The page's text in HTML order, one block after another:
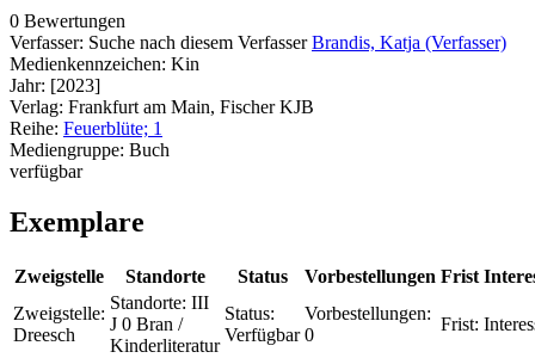
0 Bewertungen
Verfasser: Suche nach diesem Verfasser Brandis, Katja (Verfasser)
Medienkennzeichen: Kin
Jahr: [2023]
Verlag: Frankfurt am Main, Fischer KJB
Reihe: Feuerblüte; 1
Mediengruppe: Buch
verfügbar
Exemplare
Zweigstelle Standorte Status Vorbestellungen Frist
Zweigstelle:
Dreesch
Standorte: III
J 0 Bran /
Kinderliteratur
Status:
Verfügbar
Vorbestellungen:
0
Frist: